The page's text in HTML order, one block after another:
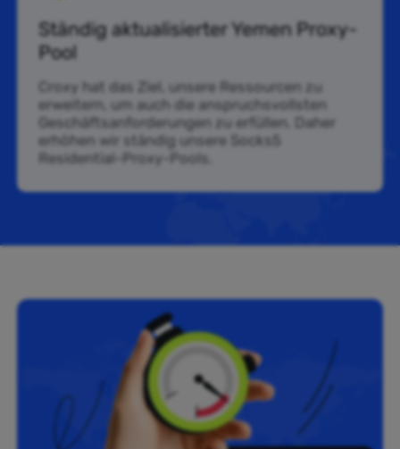
Ständig aktualisierter Yemen Proxy-
Pool
Croxy hat das Ziel, unsere Ressourcen zu
erweitern, um auch die anspruchsvollsten
Geschäftsanforderungen zu erfüllen. Daher
erhöhen wir ständig unsere Socks5
Residential-Proxy-Pools.